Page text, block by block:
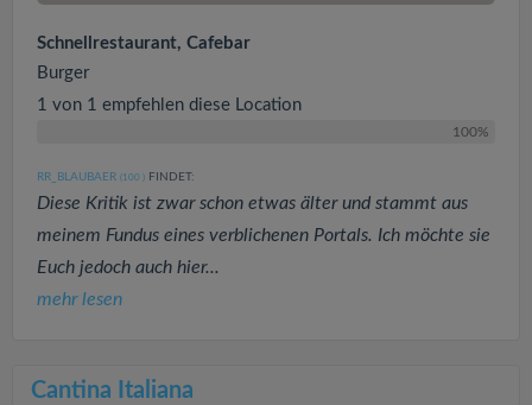
Schnellrestaurant, Cafebar
Burger
1 von 1 empfehlen diese Location
100%
RR_BLAUBAER (100 ) FINDET:
Diese Kritik ist zwar schon etwas älter und stammt aus
meinem Fundus eines verblichenen Portals. Ich möchte sie
Euch jedoch auch hier...
mehr lesen
Cantina Italiana